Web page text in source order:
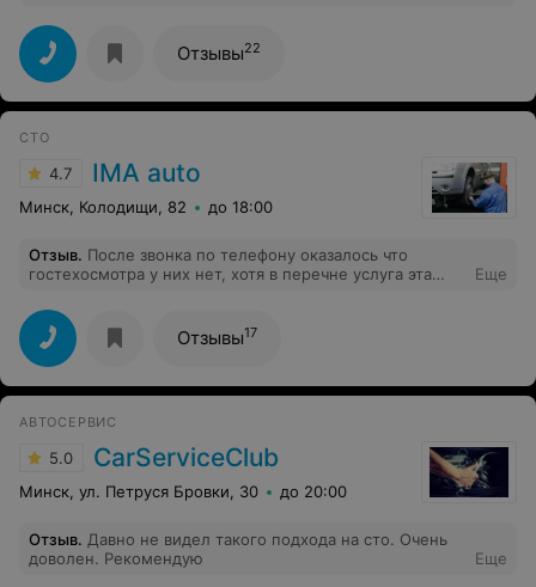
подсветку панели приборов. Очевидно, не
разобравшись как отключить дхо, полезли куда не
следовало и отломали от ручки регулировки яркости
подсветки панели приборов торцевую пластиковую
накладку. Перезвонил мастеру-приемщику - тот в
20р. Мелочь, а неприятно!
Отзывы22
СТО
4.7 IMA auto
Минск, Колодищи, 82 до 18:00
Отзыв. После звонка по телефону оказалось что
гостехосмотра у них нет, хотя в перечне услуга эта
Еще
Отзывы17
АВТОСЕРВИС
5.0 CarServiceClub
Минск, ул. Петруся Бровки, 30 до 20:00
Отзыв. Давно не видел такого подхода на сто. Очень
доволен. Рекомендую
Еще